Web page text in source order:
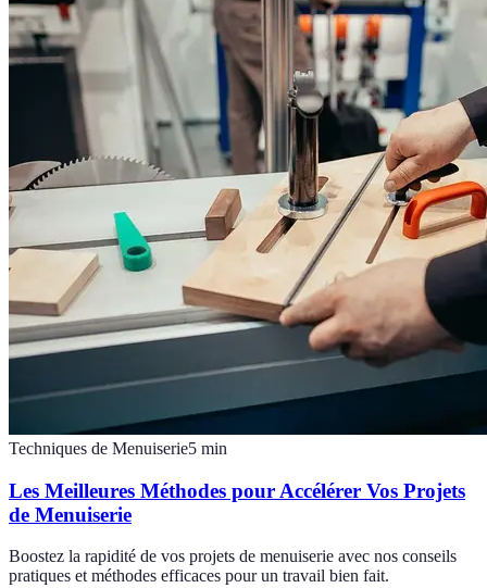
Techniques de Menuiserie5 min
Les Meilleures Méthodes pour Accélérer Vos Projets
de Menuiserie
Boostez la rapidité de vos projets de menuiserie avec nos conseils
pratiques et méthodes efficaces pour un travail bien fait.